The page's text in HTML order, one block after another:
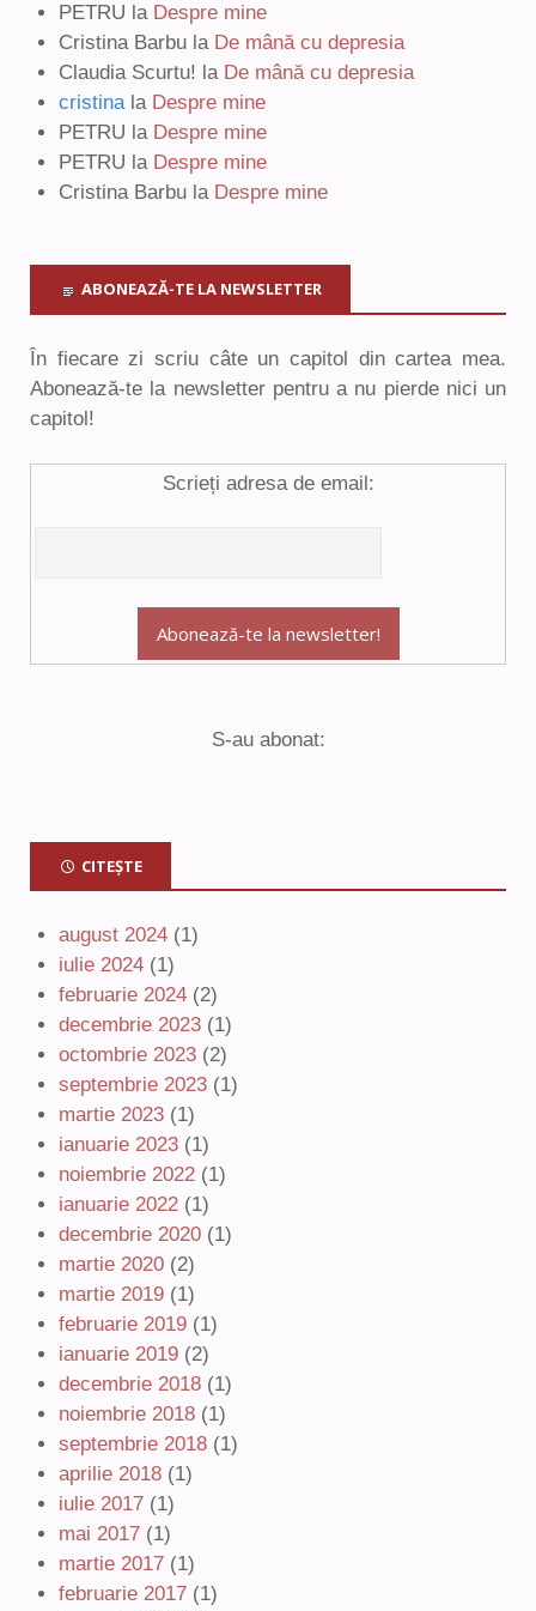
PETRU la Despre mine
Cristina Barbu la De mână cu depresia
Claudia Scurtu! la De mână cu depresia
cristinala Despre mine
PETRU la Despre mine
PETRU la Despre mine
Cristina Barbu la Despre mine
ABONEAZĂ-TE LA NEWSLETTER
În fiecare zi scriu câte un capitol din cartea mea.
Abonează-te la newsletter pentru a nu pierde nici un
capitol!
Scrieți adresa de email:
S-au abonat:
CITEȘTE
august 2024 (1)
iulie 2024 (1)
februarie 2024 (2)
decembrie 2023 (1)
octombrie 2023 (2)
septembrie 2023 (1)
martie 2023 (1)
ianuarie 2023 (1)
noiembrie 2022 (1)
ianuarie 2022 (1)
decembrie 2020 (1)
martie 2020 (2)
martie 2019 (1)
februarie 2019 (1)
ianuarie 2019 (2)
decembrie 2018 (1)
noiembrie 2018 (1)
septembrie 2018 (1)
aprilie 2018 (1)
iulie 2017 (1)
mai 2017 (1)
martie 2017 (1)
februarie 2017 (1)